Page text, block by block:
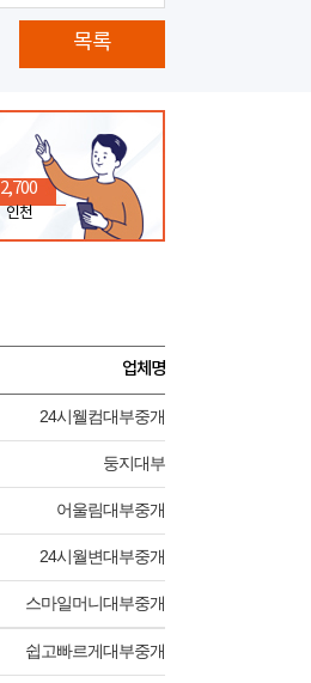
목록
2,700
인천
업체명
24시웰컴대부중개
둥지대부
어울림대부중개
24시월변대부중개
스마일머니대부중개
쉽고빠르게대부중개